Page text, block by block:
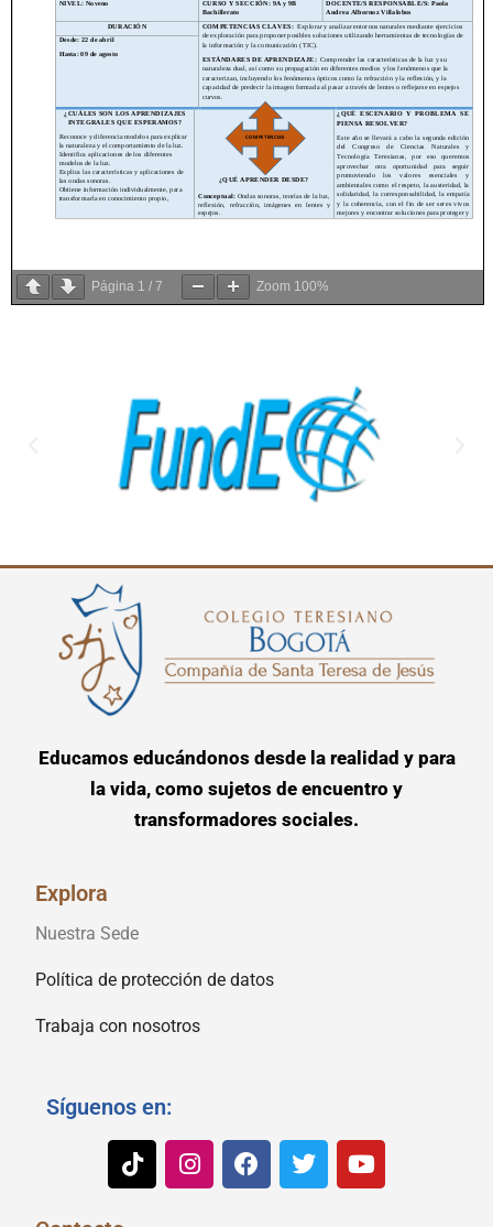
Página 1 / 7 Zoom 100%
Educamos educándonos desde la realidad y para
la vida, como sujetos de encuentro y
transformadores sociales.
Explora
Nuestra Sede
Política de protección de datos
Trabaja con nosotros
Síguenos en: